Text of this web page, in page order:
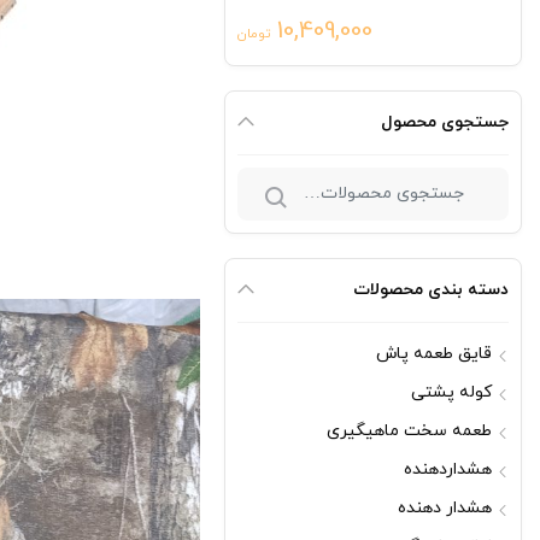
10,409,000 تومان
جستجوی محصول
دسته بندی محصولات
قایق طعمه پاش
کوله پشتی
طعمه سخت ماهیگیری
هشداردهنده
هشدار دهنده